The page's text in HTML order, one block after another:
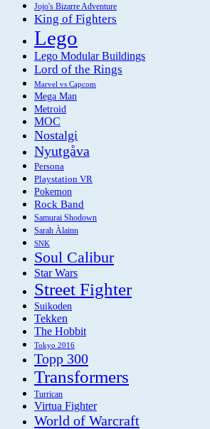
Jojo's Bizarre Adventure
King of Fighters
Lego
Lego Modular Buildings
Lord of the Rings
Marvel vs Capcom
Mega Man
Metroid
MOC
Nostalgi
Nyutgåva
Persona
Playstation VR
Pokemon
Rock Band
Samurai Shodown
Sarah Àlainn
SNK
Soul Calibur
Star Wars
Street Fighter
Suikoden
Tekken
The Hobbit
Tokyo 2016
Topp 300
Transformers
Turrican
Virtua Fighter
World of Warcraft